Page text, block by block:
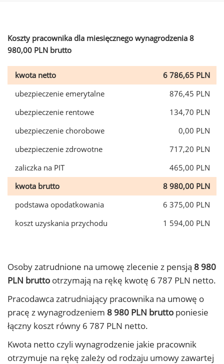
Koszty pracownika dla miesięcznego wynagrodzenia 8
980,00 PLN brutto
kwota netto
6 786,65 PLN
ubezpieczenie emerytalne
876,45 PLN
ubezpieczenie rentowe
134,70 PLN
ubezpieczenie chorobowe
0,00 PLN
ubezpieczenie zdrowotne
717,20 PLN
zaliczka na PIT
465,00 PLN
kwota brutto
8 980,00 PLN
podstawa opodatkowania
6 375,00 PLN
koszt uzyskania przychodu
1 594,00 PLN
Osoby zatrudnione na umowę zlecenie z pensją 8 980
PLN brutto otrzymają na rękę kwotę 6 787 PLN netto.
Pracodawca zatrudniający pracownika na umowę o
pracę z wynagrodzeniem 8 980 PLN brutto poniesie
łączny koszt równy 6 787 PLN netto.
Kwota netto czyli wynagrodzenie jakie pracownik
otrzymuje na rękę zależy od rodzaju umowy zawartej